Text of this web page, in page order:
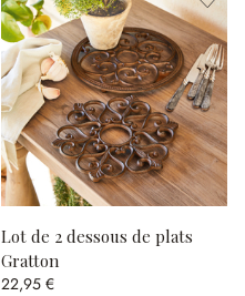
Lot de 2 dessous de plats
Gratton
22,95 €